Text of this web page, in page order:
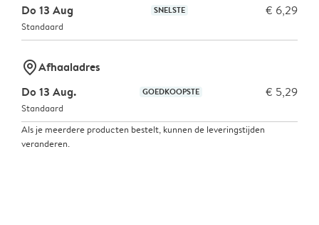
Do 13 Aug
SNELSTE € 6,29
Standaard
marker-pinAfhaaladres
Do 13 Aug.
GOEDKOOPSTE € 5,29
Standaard
Als je meerdere producten bestelt, kunnen de leveringstijden
veranderen.